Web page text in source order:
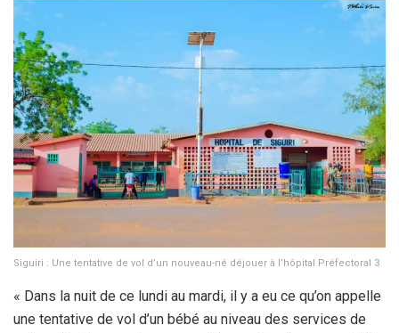
Siguiri : Une tentative de vol d’un nouveau-né déjouer à l’hôpital Préfectoral 3
« Dans la nuit de ce lundi au mardi, il y a eu ce qu’on appelle
une tentative de vol d’un bébé au niveau des services de